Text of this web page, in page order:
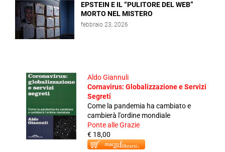
EPSTEIN E IL “PULITORE DEL WEB”
MORTO NEL MISTERO
febbraio 23, 2026
Aldo Giannuli
Cornavirus: Globalizzazione e Servizi
Segreti
Come la pandemia ha cambiato e
cambierà l'ordine mondiale
Ponte alle Grazie
€ 18,00